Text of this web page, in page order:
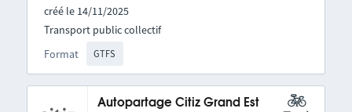
créé le 14/11/2025
Format GTFS
Transport public collectif
Autopartage Citiz Grand Est